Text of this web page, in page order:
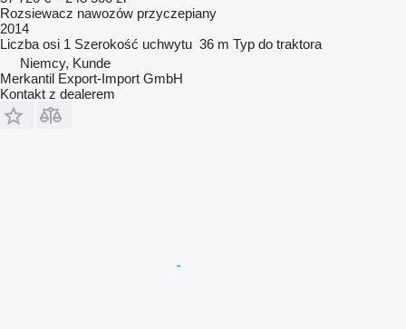
Rozsiewacz nawozów przyczepiany
2014
Liczba osi 1 Szerokość uchwytu 36 m Typ do traktora
Niemcy, Kunde
Merkantil Export-Import GmbH
Kontakt z dealerem